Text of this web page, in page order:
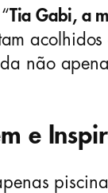
Tia Gabi, a
não
e